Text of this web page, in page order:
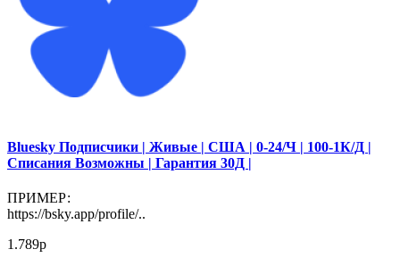
Bluesky Подписчики | Живые | США | 0-24/Ч | 100-1К/Д |
Списания Возможны | Гарантия 30Д |
ПРИМЕР:
https://bsky.app/profile/..
1.789р